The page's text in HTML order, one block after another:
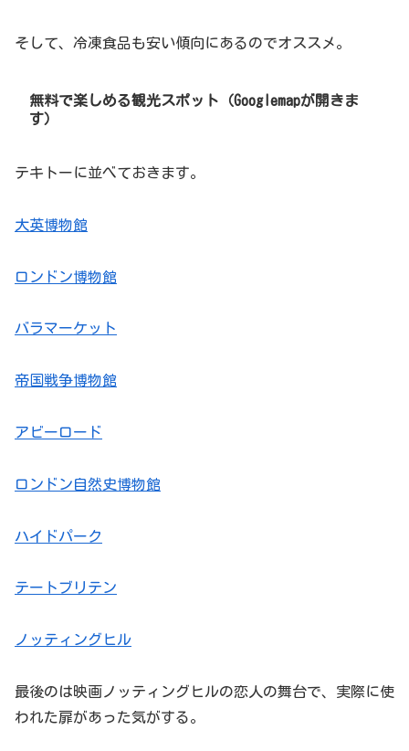
そして、冷凍食品も安い傾向にあるのでオススメ。
無料で楽しめる観光スポット（Googlemapが開きま
す）
テキトーに並べておきます。
大英博物館
ロンドン博物館
バラマーケット
帝国戦争博物館
アビーロード
ロンドン自然史博物館
ハイドパーク
テートブリテン
ノッティングヒル
最後のは映画ノッティングヒルの恋人の舞台で、実際に使
われた扉があった気がする。